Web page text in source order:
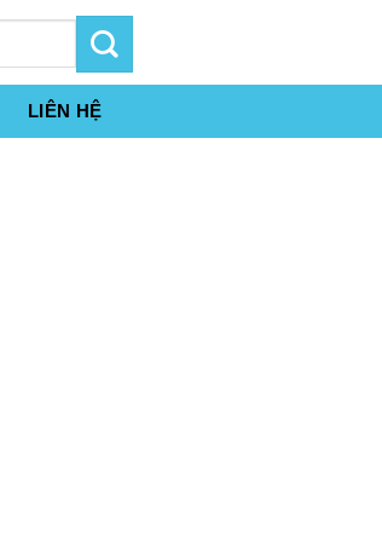
LIÊN HỆ